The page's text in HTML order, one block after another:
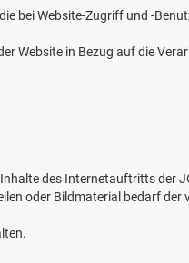
bei Website-Zugriff und -
Website in Bezug auf die
des Internetauftritts
oder Bildmaterial bedarf